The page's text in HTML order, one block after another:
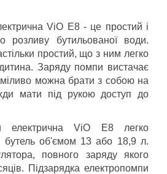
ViO E8 - це простий і
розливу бутильованої води.
простий, що з ним легко
Заряду помпи вистачає
можна брати з собою на
мати під рукою доступ до
ViO Е8 легко
бутель об'ємом 13 або 18,9 л.
повного заряду якого
Підзарядка електропомпи